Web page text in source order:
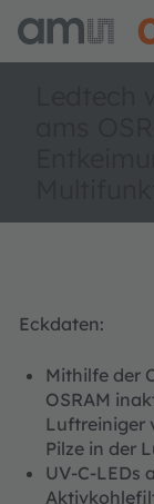
Eckdaten:
Mithilfe der
OSRAM
Luftreiniger
Pilze in der
UV-C-LEDs